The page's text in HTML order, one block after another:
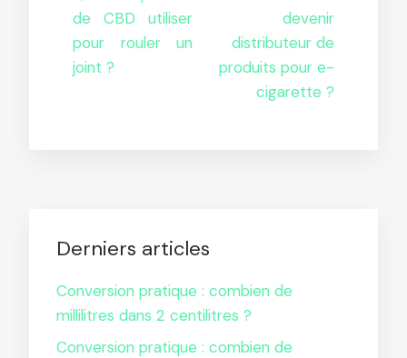
de CBD utiliser
pour rouler un
joint ?
devenir
distributeur de
produits pour e-
cigarette ?
Derniers articles
Conversion pratique : combien de
millilitres dans 2 centilitres ?
Conversion pratique : combien de